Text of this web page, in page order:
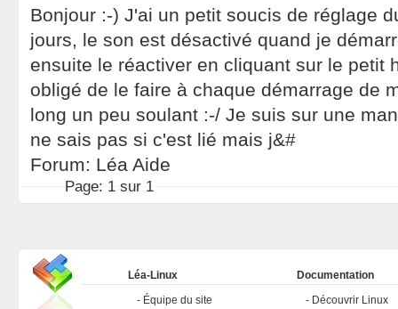
Bonjour :-) J'ai un petit soucis de réglage
jours, le son est désactivé quand je
ensuite le réactiver en cliquant sur le petit
obligé de le faire à chaque démarrage de
long un peu soulant :-/ Je suis sur une
ne sais pas si c'est lié mais j&#
Forum: Léa Aide
Page: 1 sur 1
Léa-Linux
Équipe du site
Documentation
Découvrir Linux